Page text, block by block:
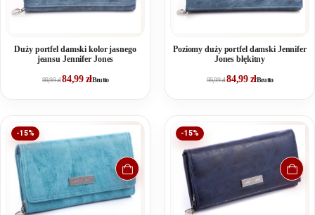
Duży portfel damski kolor jasnego
jeansu Jennifer Jones
99,99zł84,99 złBrutto
Poziomy duży portfel damski Jennifer
Jones błękitny
99,99zł84,99 złBrutto
-15% -15%